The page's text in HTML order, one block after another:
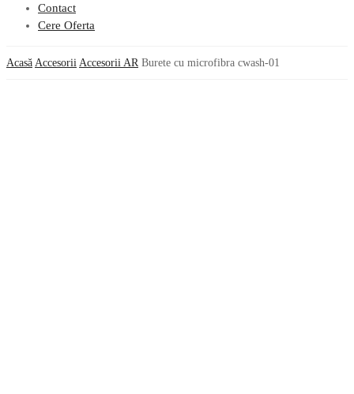
Contact
Cere Oferta
Acasă Accesorii Accesorii AR Burete cu microfibra cwash-01